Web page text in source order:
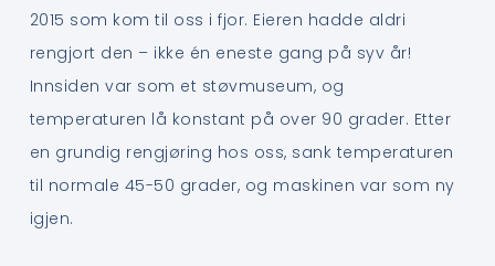
2015 som kom til oss i fjor. Eieren hadde aldri
rengjort den – ikke én eneste gang på syv år!
Innsiden var som et støvmuseum, og
temperaturen lå konstant på over 90 grader. Etter
en grundig rengjøring hos oss, sank temperaturen
til normale 45-50 grader, og maskinen var som ny
igjen.